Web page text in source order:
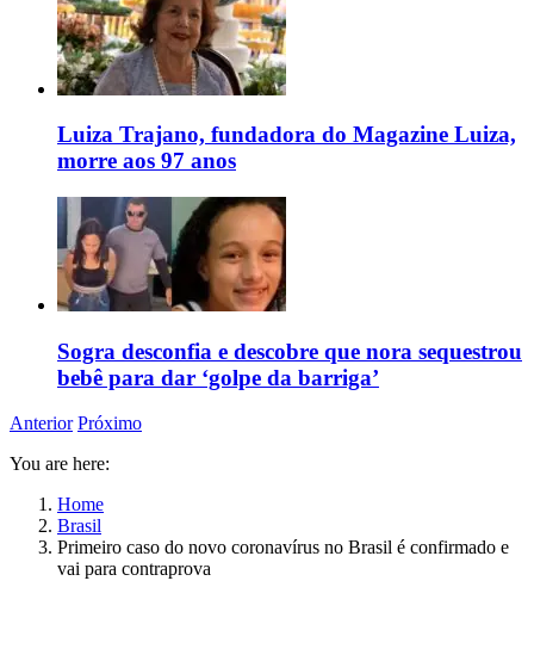
Luiza Trajano, fundadora do Magazine Luiza,
morre aos 97 anos
Sogra desconfia e descobre que nora sequestrou
bebê para dar ‘golpe da barriga’
Anterior Próximo
You are here:
Home
Brasil
Primeiro caso do novo coronavírus no Brasil é confirmado e
vai para contraprova